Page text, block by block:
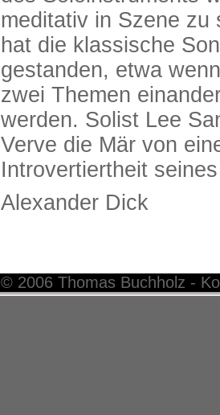
meditativ in Szene zu
hat die klassische
gestanden, etwa
zwei Themen
werden. Solist Lee
Verve die Mär von
Introvertiertheit
Alexander Dick
© 2006 Thomas Buchholz -